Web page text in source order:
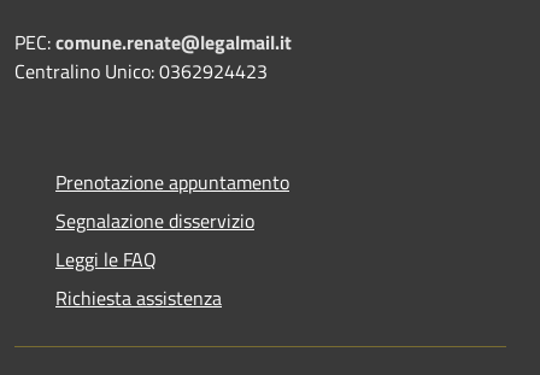
PEC:comune.renate@legalmail.it
Centralino Unico: 0362924423
Prenotazione appuntamento
Segnalazione disservizio
Leggi le FAQ
Richiesta assistenza